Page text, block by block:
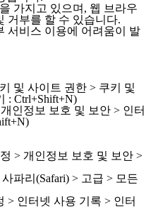
가지고 있으며, 웹 브라우
거부를 할 수 있습니다.
서비스 이용에 어려움이 발
및 사이트 권한 > 쿠키 및
: Ctrl+Shift+N)
인정보 보호 및 보안 > 인터
> 개인정보 보호 및 보안 >
파리(Safari) > 고급 > 모든
> 인터넷 사용 기록 > 인터